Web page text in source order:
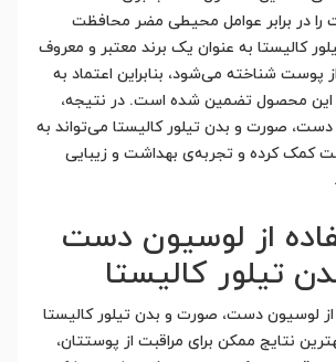
را در برابر عوامل محیطی مضر محافظت
کالیستا به عنوان یک برند معتبر و معروف
پوست شناخته می‌شود، بنابراین اعتماد به
محصول تضمین شده است. در نتیجه،
دست، صورت و بدن تیلور کالیستا می‌تواند به
کمک کرده و تجربه‌ی بهداشت و زیبایی
از لوسیون دست
تیلور کالیستا
از لوسیون دست، صورت و بدن تیلور کالیستا
نتایج ممکن برای مراقبت از پوستتان،